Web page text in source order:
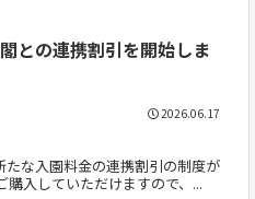
との連携割引を開始しま
な入園料金の連携割引の制度が
入していただけますので、...
2026.06.17